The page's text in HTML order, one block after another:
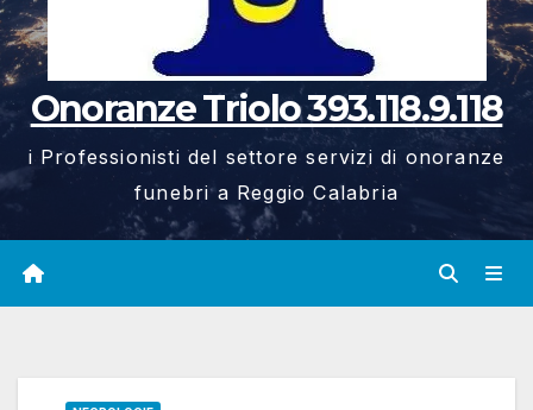
Onoranze Triolo 393.118.9.118
i Professionisti del settore servizi di onoranze
funebri a Reggio Calabria